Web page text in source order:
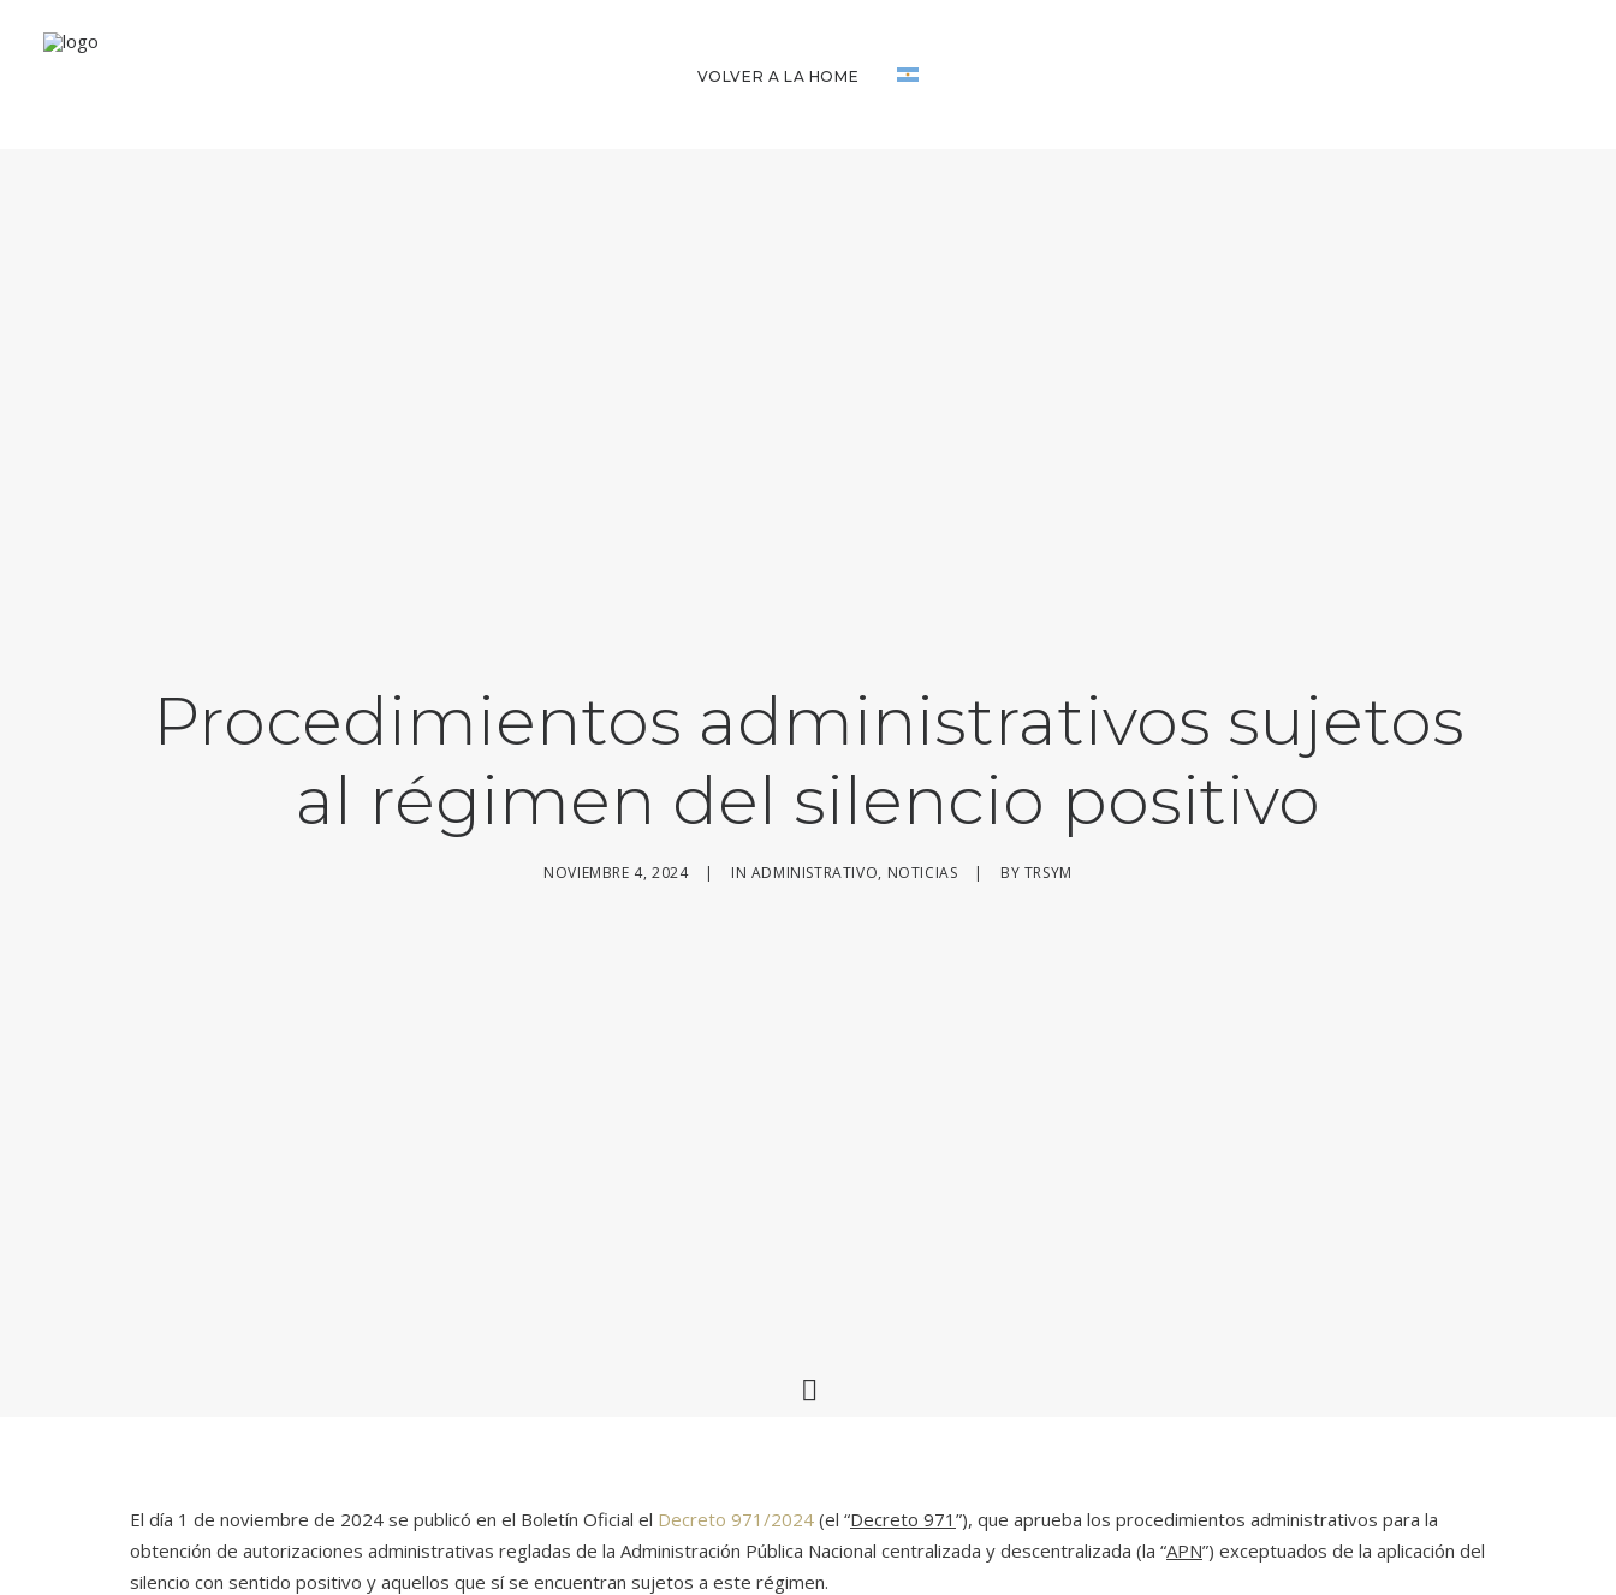
VOLVER A LA HOME
Procedimientos administrativos sujetos
al régimen del silencio positivo
NOVIEMBRE 4, 2024 | IN ADMINISTRATIVO, NOTICIAS | BY TRSYM
El día 1 de noviembre de 2024 se publicó en el Boletín Oficial el Decreto 971/2024 (el “Decreto 971 ”), que aprueba los procedimientos administrativos para la
obtención de autorizaciones administrativas regladas de la Administración Pública Nacional centralizada y descentralizada (la “APN”) exceptuados de la aplicación del
silencio con sentido positivo y aquellos que sí se encuentran sujetos a este régimen.